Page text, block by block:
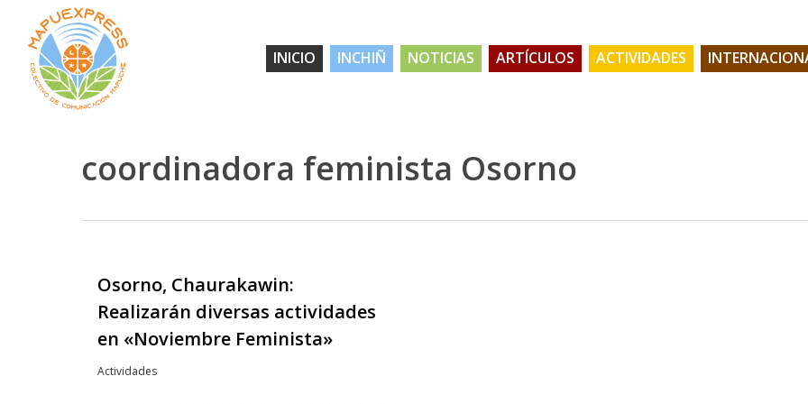
main
content
Hit enter to search or ESC to close
INICIO INCHIÑ NOTICIAS ARTÍCULOS ACTIVIDADES
coordinadora feminista Osorno
Osorno, Chaurakawin:
Realizarán diversas actividades
en «Noviembre Feminista»
Actividades